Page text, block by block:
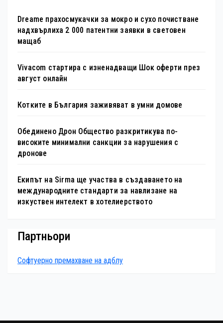
Dreame прахосмукачки за мокро и сухо почистване
надхвърлиха 2 000 патентни заявки в световен
мащаб
Vivacom стартира с изненадващи Шок оферти през
август онлайн
Котките в България заживяват в умни домове
Обединено Дрон Общество разкритикува по-
високите минимални санкции за нарушения с
дронове
Екипът на Sirma ще участва в създаването на
международните стандарти за навлизане на
изкуствен интелект в хотелиерството
Партньори
Софтуерно премахване на адблу